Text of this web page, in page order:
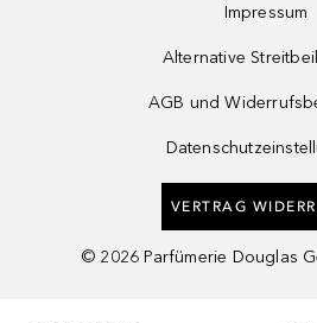
Impressum
Alternative
AGB und
VERTRAG
© 2026 Parfümerie Douglas